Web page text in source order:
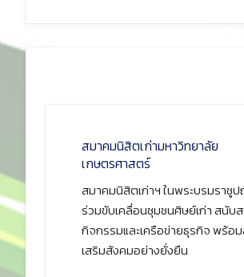
สมาคมนิสิตเก่ามหาวิทยาลัย
เกษตรศาสตร์
สมาคมนิสิตเก่าฯ ในพระบรมราชู
ร่วมขับเคลื่อนชุมชนศิษย์เก่า สนับ
กิจกรรมและเครือข่ายธุรกิจ พร้อ
เสริมสังคมอย่างยั่งยืน